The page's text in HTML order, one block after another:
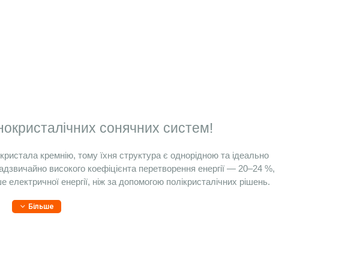
сонячних систем!
кремнію, тому їхня структура є однорідною та ідеально
високого коефіцієнта перетворення енергії — 20–24 %,
енергії, ніж за допомогою полікристалічних рішень.
Більше